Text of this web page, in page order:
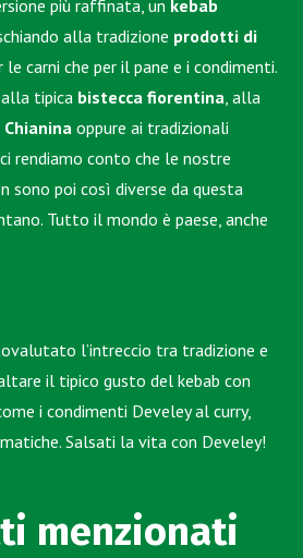
più raffinata, un kebab
alla tradizione prodotti di
le carni che per il pane e i condimenti.
tipica bistecca fiorentina , alla
Chianina oppure ai tradizionali
, ci rendiamo conto che le nostre
sono poi così diverse da questa
Tutto il mondo è paese, anche
l’intreccio tra tradizione e
il tipico gusto del kebab con
i condimenti Develey al curry,
. Salsati la vita con Develey!
menzionati